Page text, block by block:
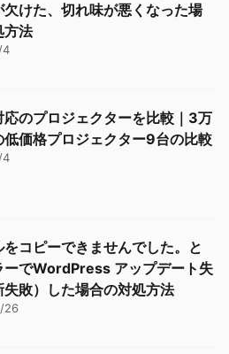
欠けた、切れ味が悪くなった場
方法
4
応のプロジェクターを比較｜3万
低価格プロジェクター9台の比較
4
をコピーできませんでした。と
ーでWordPress アップデート失
失敗）した場合の対処方法
26